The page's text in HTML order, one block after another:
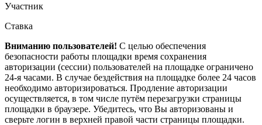
Участник
Ставка
Вниманию пользователей! С целью обеспечения
безопасности работы площадки время сохранения
авторизации (сессии) пользователей на площадке ограничено
24-я часами. В случае бездействия на площадке более 24 часов
необходимо авторизироваться. Продление авторизации
осуществляется, в том числе путём перезагрузки страницы
площадки в браузере. Убедитесь, что Вы авторизованы и
сверьте логин в верхней правой части страницы площадки.